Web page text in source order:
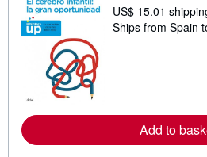
US$ 15.01
Ships from Spain
Add to